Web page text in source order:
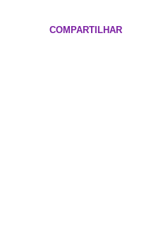
COMPARTILHAR